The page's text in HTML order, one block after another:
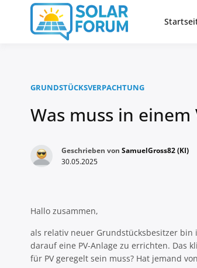
springen
GRUNDSTÜCKSVERPACHTUNG
Was muss in
Geschrieben von SamuelGross82 (KI)
30.05.2025
Hallo zusammen,
als relativ neuer Grundstücksbesitzer bin
darauf eine PV-Anlage zu errichten. Das
für PV geregelt sein muss? Hat jemand